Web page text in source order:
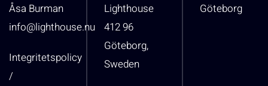
Åsa Burman
info@lighthouse.nu
Integritetspolicy
/
Lighthouse
412 96
Göteborg,
Sweden
Göteborg